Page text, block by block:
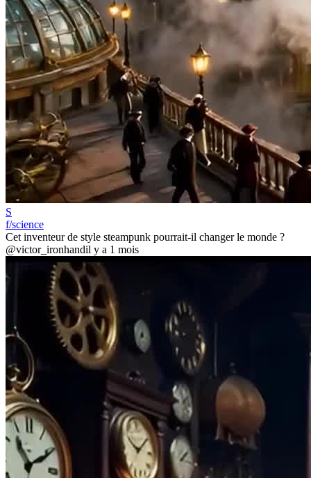
S
f/science
Cet inventeur de style steampunk pourrait-il changer le monde ?
@victor_ironhandil y a 1 mois